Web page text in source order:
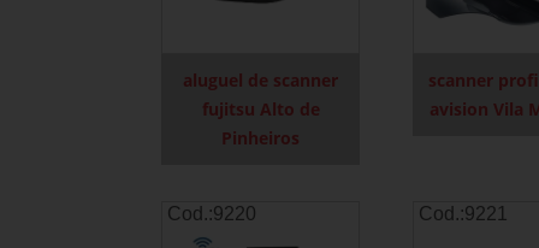
aluguel de scanner
fujitsu Alto de
Pinheiros
scanner
avision Vila
Cod.:9220 Cod.:9221